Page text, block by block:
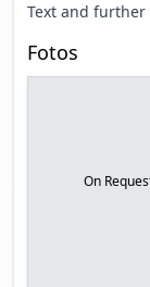
Text and
Fotos
On